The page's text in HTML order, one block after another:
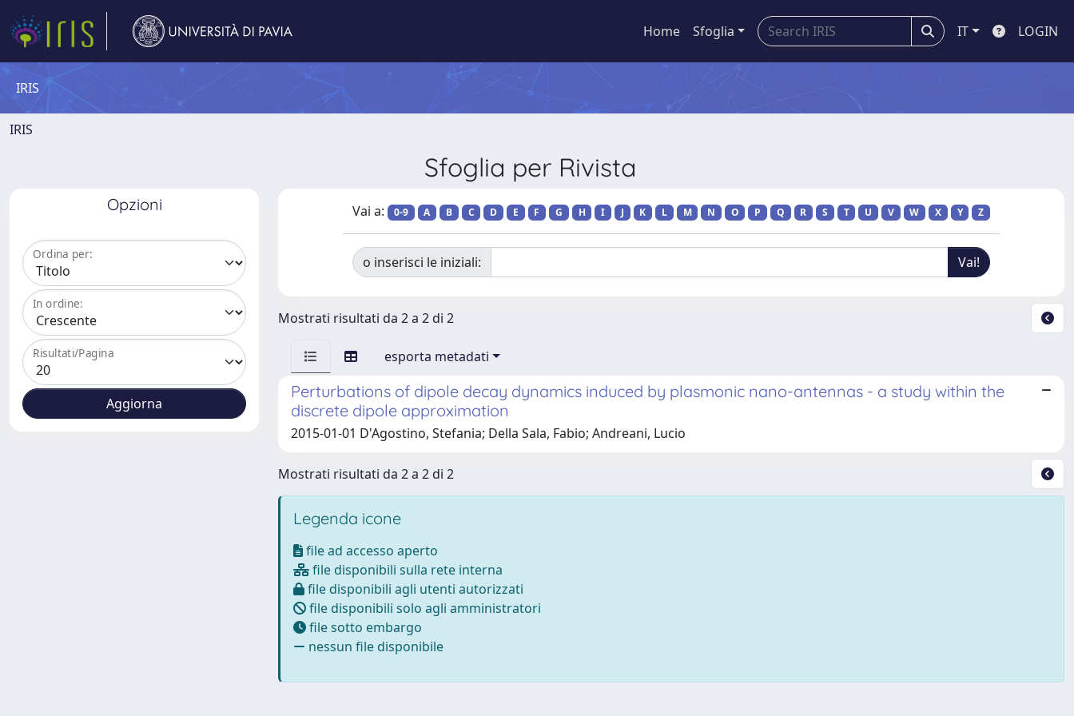
Home Sfoglia IT LOGIN
IRIS
IRIS
Sfoglia per Rivista
Opzioni
Ordina per:
In ordine:
Risultati/Pagina
Vai a: 0-9 A B C D E F G H I J K L M N O P Q R S T U V W X Y Z
o inserisci le iniziali:
Mostrati risultati da 2 a 2 di 2
esporta metadati
Perturbations of dipole decay dynamics induced by plasmonic nano-antennas - a study within the
discrete dipole approximation
2015-01-01 D'Agostino, Stefania; Della Sala, Fabio; Andreani, Lucio
Mostrati risultati da 2 a 2 di 2
Legenda icone
file ad accesso aperto
file disponibili sulla rete interna
file disponibili agli utenti autorizzati
file disponibili solo agli amministratori
file sotto embargo
nessun file disponibile